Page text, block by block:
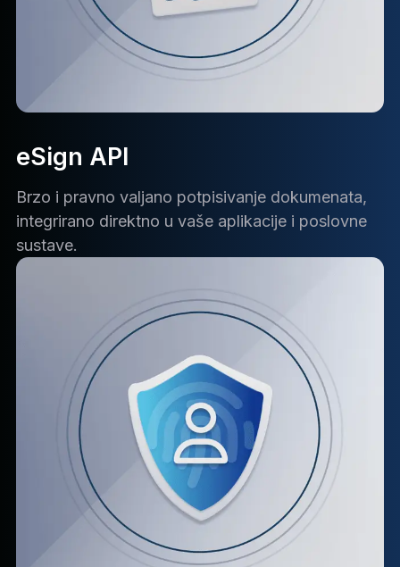
eSign API
Brzo i pravno valjano potpisivanje dokumenata,
integrirano direktno u vaše aplikacije i poslovne
sustave.